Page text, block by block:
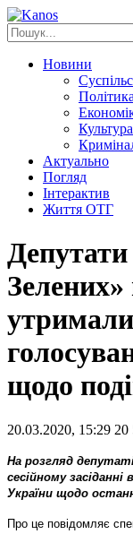
Новини
Політика
Культура
Актуально
Погляд
Інтерактив
Життя ОТГ
Депутати
щодо
20.03.2020, 15:29 20
На розгляд
сесійному
України щодо
Про це повідомляє